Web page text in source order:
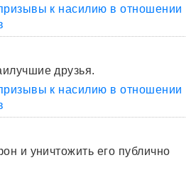
к насилию в отношении
друзья.
к насилию в отношении
и уничтожить его публично